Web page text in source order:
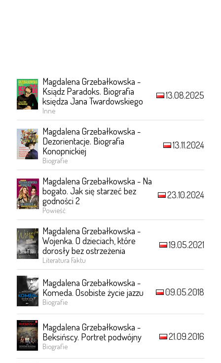
Magdalena Grzebałkowska -
Ksiądz Paradoks. Biografia
księdza Jana Twardowskiego
Inne
13.08.2025
Magdalena Grzebałkowska -
Dezorientacje. Biografia
Konopnickiej
Biografie
13.11.2024
Magdalena Grzebałkowska - Na
bogato. Jak się starzeć bez
godności 2
Powieść
23.10.2024
Magdalena Grzebałkowska -
Wojenka. O dzieciach, które
dorosły bez ostrzeżenia
Literatura Faktu
19.05.2021
Magdalena Grzebałkowska -
Komeda. Osobiste życie jazzu
Biografie
09.05.2018
Magdalena Grzebałkowska -
Beksińscy. Portret podwójny
Biografie
21.09.2016